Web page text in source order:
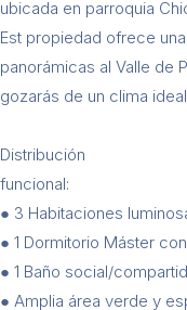
ubicada en parroquia
Est propiedad ofrece
panorámicas al Valle de
gozarás de un clima
​Distribución
funcional:
​● 3 Habitaciones
● ​1 Dormitorio Máster
● 1 Baño social/
● ​Amplia área verde y